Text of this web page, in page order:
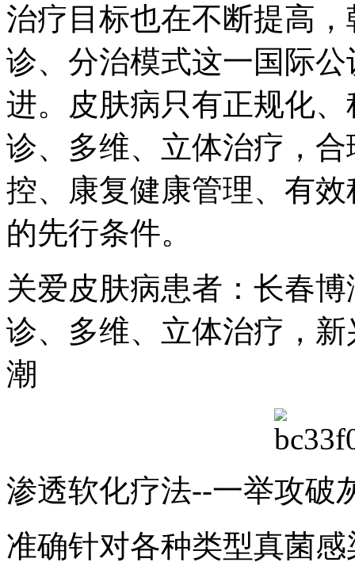
治疗目标也在不断提高
诊、分治模式这一国际
进。皮肤病只有正规化
诊、多维、立体治疗，
控、康复健康管理、有
的先行条件。
关爱皮肤病患者：长春
诊、多维、立体治疗，
潮
渗透软化疗法--一举攻破
准确针对各种类型真菌